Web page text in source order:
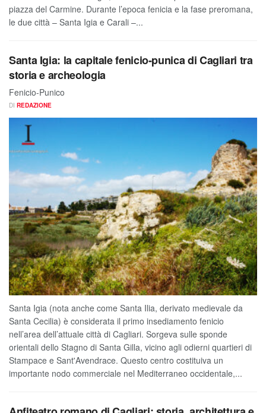
piazza del Carmine. Durante l’epoca fenicia e la fase preromana,
le due città – Santa Igia e Carali –...
Santa Igia: la capitale fenicio-punica di Cagliari tra
storia e archeologia
Fenicio-Punico
DI REDAZIONE
Santa Igia (nota anche come Santa Ilia, derivato medievale da
Santa Cecilia) è considerata il primo insediamento fenicio
nell’area dell’attuale città di Cagliari. Sorgeva sulle sponde
orientali dello Stagno di Santa Gilla, vicino agli odierni quartieri di
Stampace e Sant'Avendrace. Questo centro costituiva un
importante nodo commerciale nel Mediterraneo occidentale,...